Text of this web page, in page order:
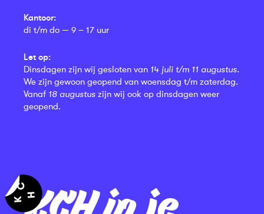
Kantoor:
di t/m do — 9 – 17 uur
Let op:
Dinsdagen zijn wij gesloten van 14 juli t/m 11 augustus.
We zijn gewoon geopend van woensdag t/m zaterdag.
Vanaf 18 augustus zijn wij ook op dinsdagen weer
geopend.